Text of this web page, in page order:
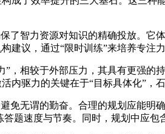
智力资源对知识的精确投放。它
建议，通过“限时训练”来培养专注
相较于外部压力，其具有更强的
内驱力的关键在于“目标具体化”
无谓的勤奋。合理的规划应能明
题速度与节奏。同时，规划中应